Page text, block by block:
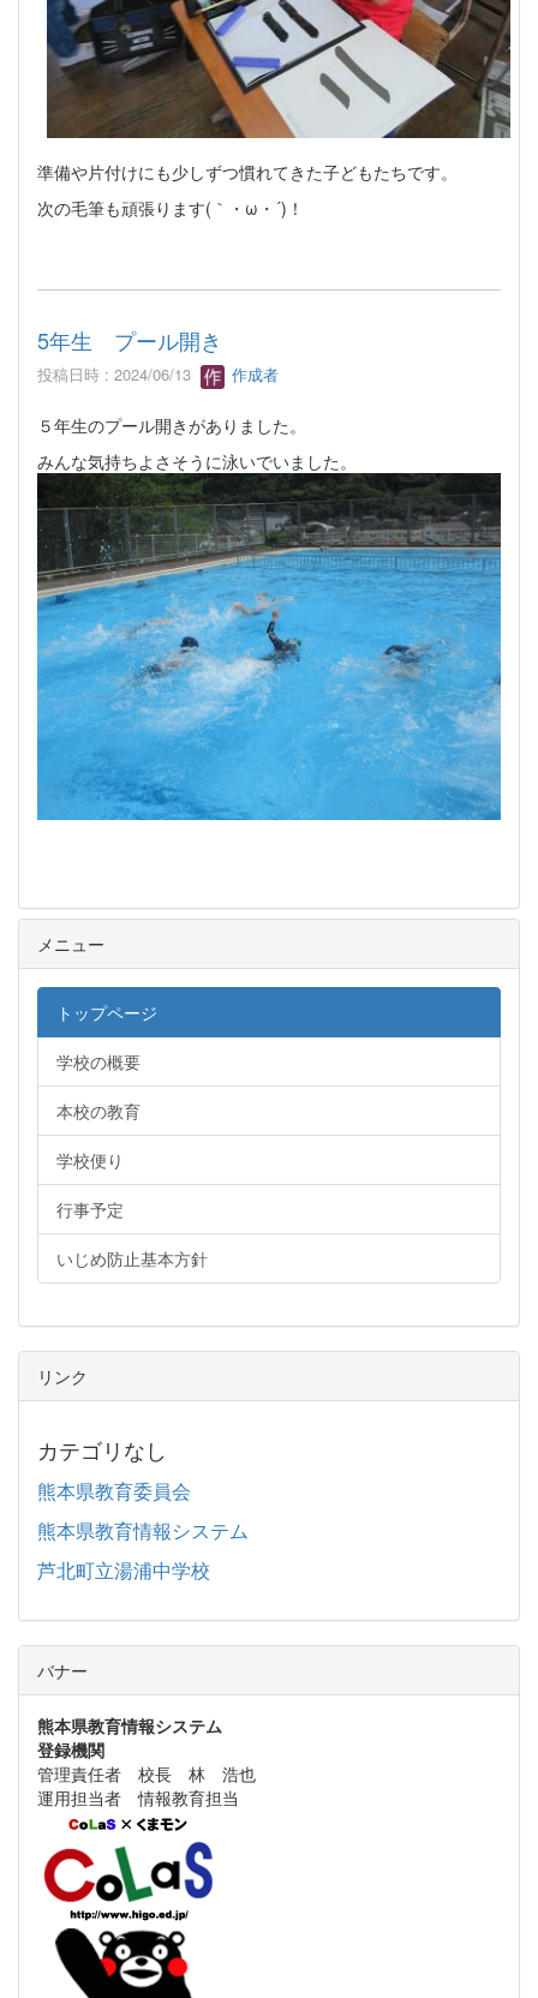
準備や片付けにも少しずつ慣れてきた子どもたちです。
次の毛筆も頑張ります(｀・ω・´)！
5年生 プール開き
投稿日時 : 2024/06/13 作成者
５年生のプール開きがありました。
みんな気持ちよさそうに泳いでいました。
メニュー
トップページ
学校の概要
本校の教育
学校便り
行事予定
いじめ防止基本方針
リンク
カテゴリなし
熊本県教育委員会
熊本県教育情報システム
芦北町立湯浦中学校
バナー
熊本県教育情報システム
登録機関
管理責任者 校長 林 浩也
運用担当者 情報教育担当